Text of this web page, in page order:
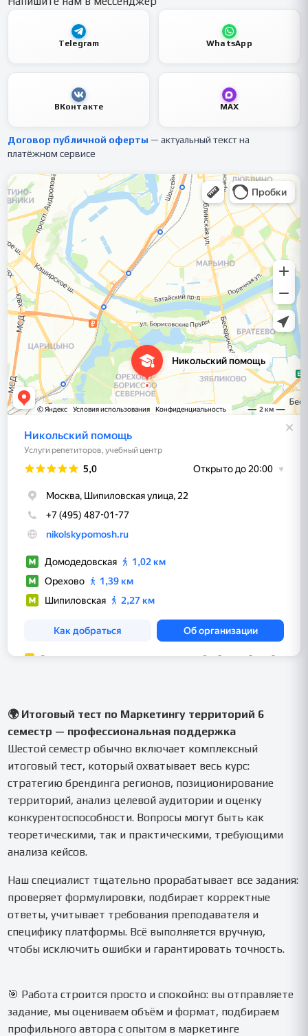
Telegram WhatsApp
ВКонтакте MAX
Договор публичной оферты — актуальный текст на
платёжном сервисе
🌍 Итоговый тест по Маркетингу территорий 6
семестр — профессиональная поддержка
Шестой семестр обычно включает комплексный
итоговый тест, который охватывает весь курс:
стратегию брендинга регионов, позиционирование
территорий, анализ целевой аудитории и оценку
конкурентоспособности. Вопросы могут быть как
теоретическими, так и практическими, требующими
анализа кейсов.
Наш специалист тщательно прорабатывает все задания:
проверяет формулировки, подбирает корректные
ответы, учитывает требования преподавателя и
специфику платформы. Всё выполняется вручную,
чтобы исключить ошибки и гарантировать точность.
🎯 Работа строится просто и спокойно: вы отправляете
задание, мы оцениваем объём и формат, подбираем
профильного автора с опытом в маркетинге